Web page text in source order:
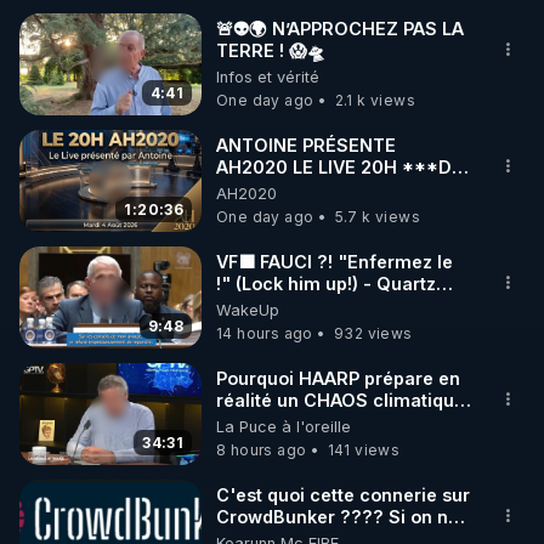
🌱 INSTAGRAM
https://www.instagram.com/rdlr_thierrycasasnovas/
http://rgnr.li/instagram
🌱 LA NEWSLETTER
Pour ne pas rater l’actualité RGNR (stages,
http://rgnr.li/news
🌱 VIDÉOS NON CENSURÉES SUR ODYSEE
Toutes les vidéos Youtube sont aussi sur la
http://rgnr.li/odysee
🌱 LES STAGES EN PRÉSENTIEL
4:41
🚨👽🌍 N’APPROCHEZ PAS LA
TERRE ! 😱🛸
Infos et vérité
One day ago
2.1 k views
1:20:36
ANTOINE PRÉSENTE
AH2020 LE LIVE 20H ***DU
04/08/2026*** 📷LE
GRAND RÉVEIL EST EN
MARCHE 📷
AH2020
One day ago
5.7 k views
9:48
VF🟩 FAUCI ?! "Enfermez le
!" (Lock him up!) - Quartz
Traduction
WakeUp
14 hours ago
932 views
34:31
Pourquoi HAARP prépare en
réalité un CHAOS climatique,
on répond
La Puce à l'oreille
8 hours ago
141 views
C'est quoi cette connerie sur
CrowdBunker ???? Si on ne
peut plus publier, c'est un